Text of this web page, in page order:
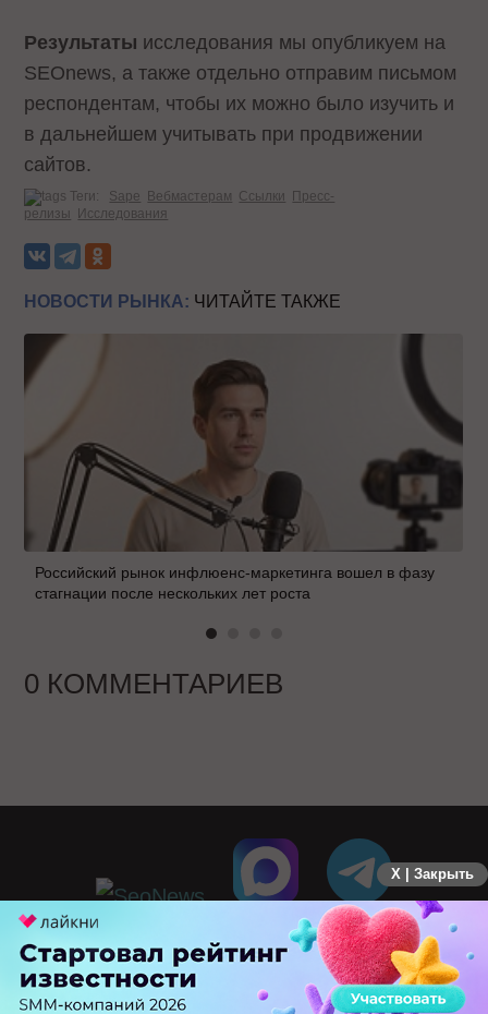
Результаты исследования мы опубликуем на
SEOnews, а также отдельно отправим письмом
респондентам, чтобы их можно было изучить и
в дальнейшем учитывать при продвижении
сайтов.
Теги: Sape Вебмастерам Ссылки
Пресс-
релизы
Исследования
НОВОСТИ РЫНКА: ЧИТАЙТЕ ТАКЖЕ
Российский рынок инфлюенс-маркетинга вошел в фазу
стагнации после нескольких лет роста
0 КОММЕНТАРИЕВ
X | Закрыть
ПЕРЕЙТИ НА ПОЛНУЮ ВЕРСИЮ
© SEOnews.ru Все права защищены. 2026